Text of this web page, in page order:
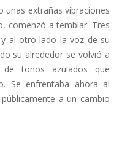
extrañas vibraciones
comenzó a temblar. Tres
al otro lado la voz de su
su alrededor se volvió a
tonos azulados que
Se enfrentaba ahora al
a un cambio